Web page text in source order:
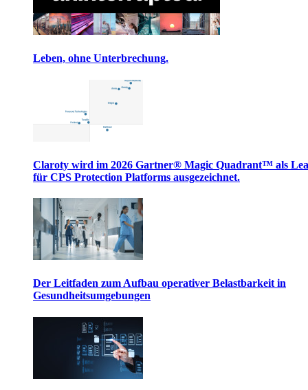
Leben, ohne Unterbrechung.
Claroty wird im 2026 Gartner® Magic Quadrant™ als
für CPS Protection Platforms ausgezeichnet.
Der Leitfaden zum Aufbau operativer Belastbarkeit in
Gesundheitsumgebungen